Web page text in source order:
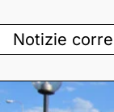
Notizie